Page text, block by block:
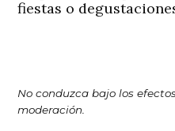
fiestas o
No conduzca bajo los
moderación.